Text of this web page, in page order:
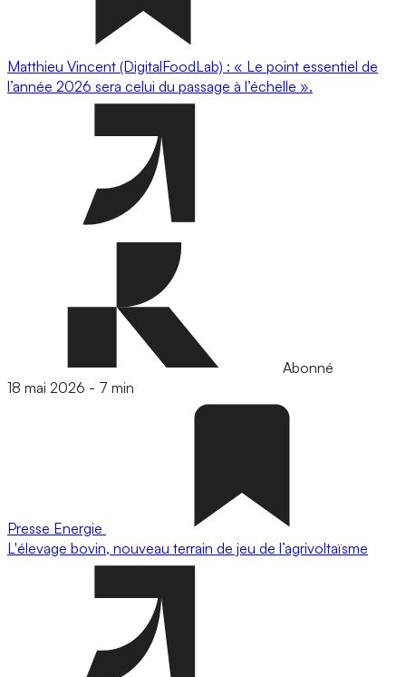
Matthieu Vincent (DigitalFoodLab) : « Le point essentiel de
l’année 2026 sera celui du passage à l’échelle ».
Abonné
18 mai 2026 - 7 min
Presse Energie
L'élevage bovin, nouveau terrain de jeu de l’agrivoltaïsme